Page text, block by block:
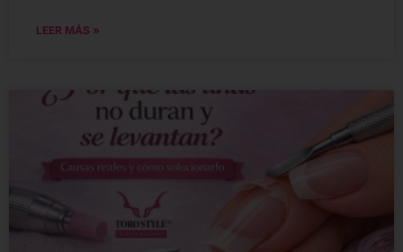
LEER MÁS »